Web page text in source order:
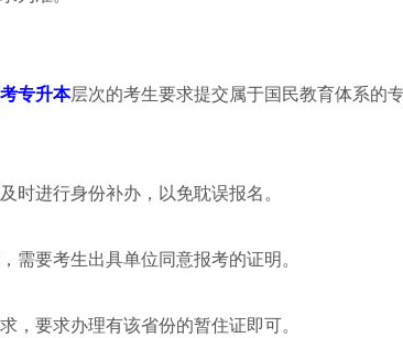
专升本层次的考生要求提交属于国民教育体系的
进行身份补办，以免耽误报名。
要考生出具单位同意报考的证明。
要求办理有该省份的暂住证即可。